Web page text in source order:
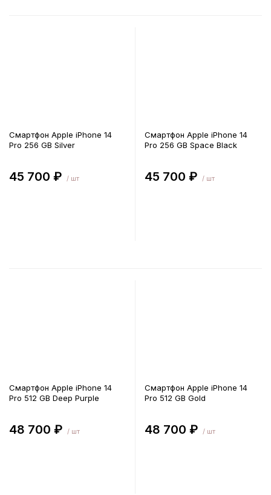
Смартфон Apple iPhone 14
Pro 256 GB Silver
45 700 ₽ / шт
Смартфон Apple iPhone 14
Pro 256 GB Space Black
45 700 ₽ / шт
Смартфон Apple iPhone 14
Pro 512 GB Deep Purple
48 700 ₽ / шт
Смартфон Apple iPhone 14
Pro 512 GB Gold
48 700 ₽ / шт